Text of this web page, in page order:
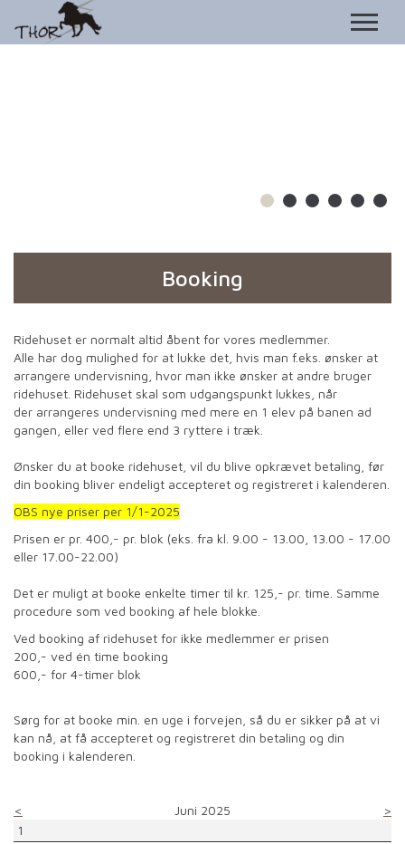
Booking
Ridehuset er normalt altid åbent for vores medlemmer.
Alle har dog mulighed for at lukke det, hvis man f.eks. ønsker at
arrangere undervisning, hvor man ikke ønsker at andre bruger
ridehuset. Ridehuset skal som udgangspunkt lukkes, når
der arrangeres undervisning med mere en 1 elev på banen ad
gangen, eller ved flere end 3 ryttere i træk.
Ønsker du at booke ridehuset, vil du blive opkrævet betaling, før
din booking bliver endeligt accepteret og registreret i kalenderen.
OBS nye priser per 1/1-2025
Prisen er pr. 400,- pr. blok (eks. fra kl. 9.00 - 13.00, 13.00 - 17.00
eller 17.00-22.00)
Det er muligt at booke enkelte timer til kr. 125,- pr. time. Samme
procedure som ved booking af hele blokke.
Ved booking af ridehuset for ikke medlemmer er prisen
200,- ved én time booking
600,- for 4-timer blok
Sørg for at booke min. en uge i forvejen, så du er sikker på at vi
kan nå, at få accepteret og registreret din betaling og din
booking i kalenderen.
< Juni 2025
>
1